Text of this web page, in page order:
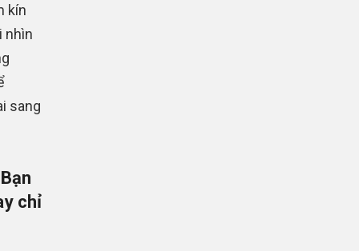
kín
nhìn
sang
chỉ